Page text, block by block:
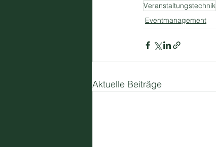
Veranstaltungstechnik
Eventmanagement
Aktuelle Beiträge